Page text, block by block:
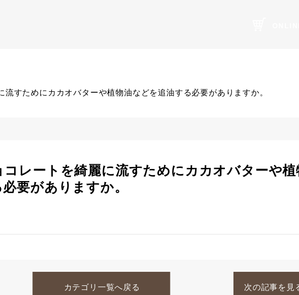
すためにカカオバターや植物油などを追油する必要がありますか。
レートを綺麗に流すためにカカオバターや植
要がありますか。
カテゴリ一覧へ戻る 次の記事を見